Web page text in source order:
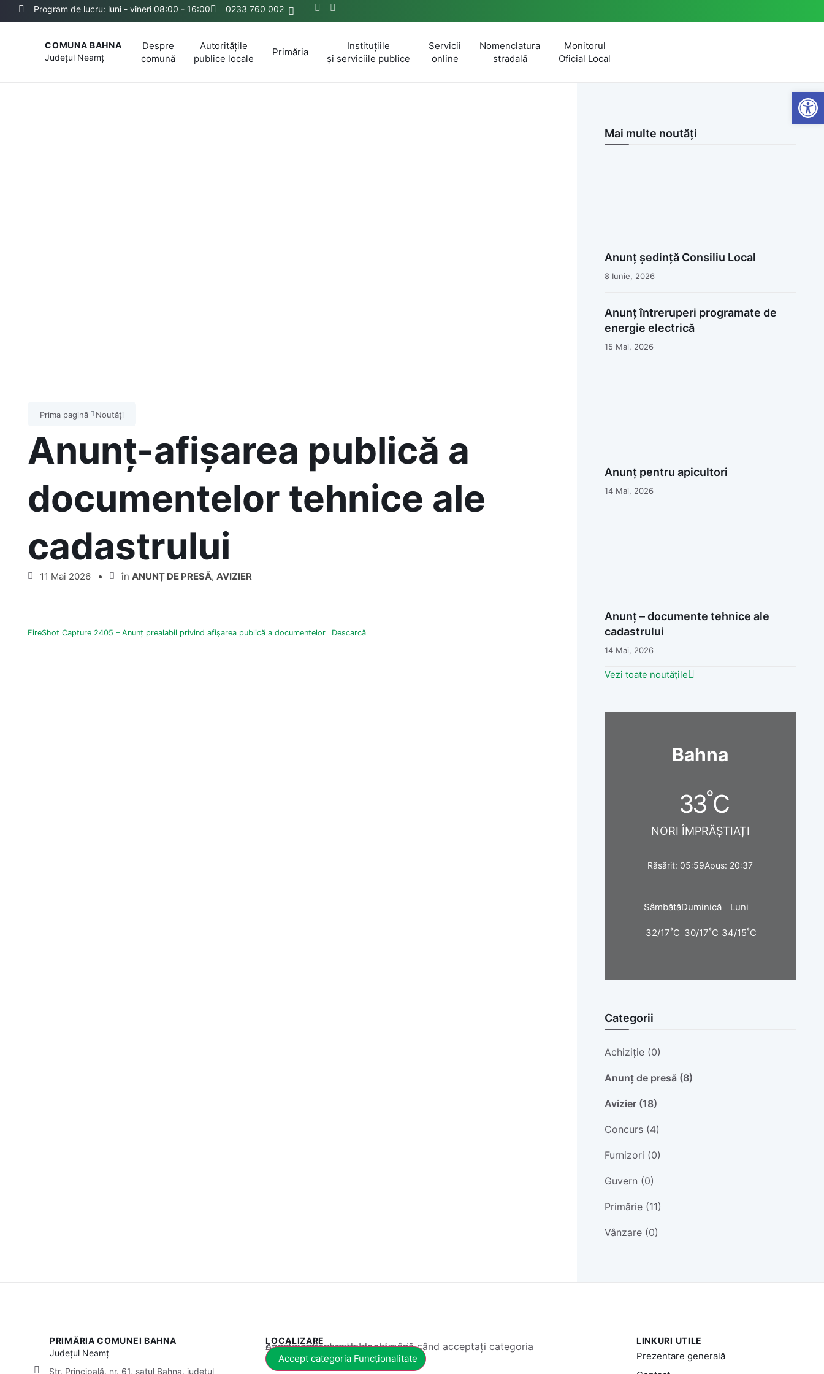
Program de lucru: luni - vineri 08:00 - 16:00 0233 760 002
COMUNA BAHNA
Județul Neamț
Despre
comună
Autoritățile
publice locale
Primăria
Instituțiile
și serviciile publice
Servicii
online
Nomenclatura
stradală
Monitorul
Oficial Local
Prima pagină Noutăți
Anunț-afișarea publică a
documentelor tehnice ale
cadastrului
11 Mai 2026 în ANUNȚ DE PRESĂ, AVIZIER
FireShot Capture 2405 – Anunț prealabil privind afișarea publică a documentelor Descarcă
Mai multe noutăți
Anunț ședință Consiliu Local
8 Iunie, 2026
Anunț întreruperi programate de
energie electrică
15 Mai, 2026
Anunț pentru apicultori
14 Mai, 2026
Anunț – documente tehnice ale
cadastrului
14 Mai, 2026
Vezi toate noutățile
Bahna
33°C
NORI ÎMPRĂȘTIAȚI
Răsărit: 05:59Apus: 20:37
Sâmbătă
32/17°C
Duminică
30/17°C
Luni
34/15°C
Categorii
Achiziție (0)
Anunț de presă (8)
Avizier (18)
Concurs (4)
Furnizori (0)
Guvern (0)
Primărie (11)
Vânzare (0)
PRIMĂRIA COMUNEI BAHNA
Județul Neamț
Str. Principală, nr. 61, satul Bahna, județul
LOCALIZARE
Acest conținut este blocat până când acceptați categoria corespunzătoare de cookie-uri.
Accept categoria Funcționalitate
LINKURI UTILE
Prezentare generală